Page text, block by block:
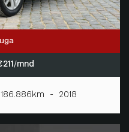
211/mnd
- 2018